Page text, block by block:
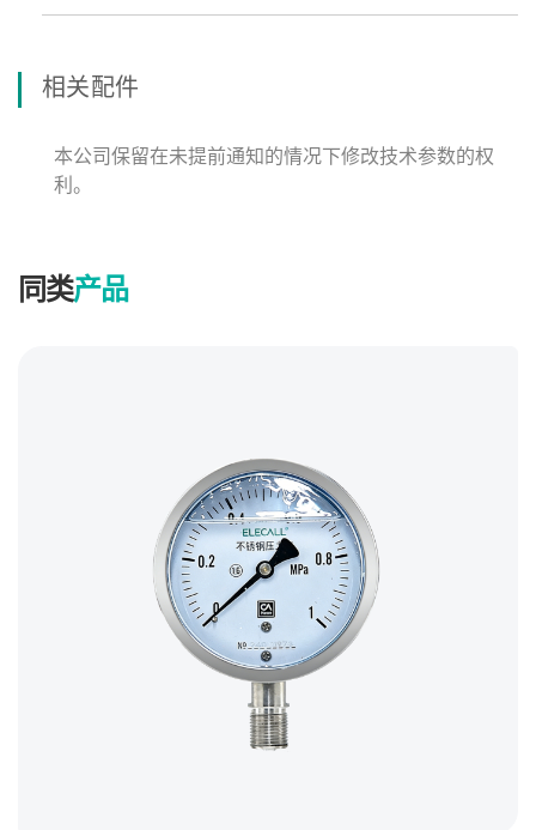
相关配件
本公司保留在未提前通知的情况下修改技术参数的权
利。
同类产品